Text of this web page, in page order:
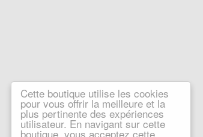
Cette boutique utilise les cookies
pour vous offrir la meilleure et la
plus pertinente des expériences
utilisateur. En navigant sur cette
boutique, vous acceptez cette